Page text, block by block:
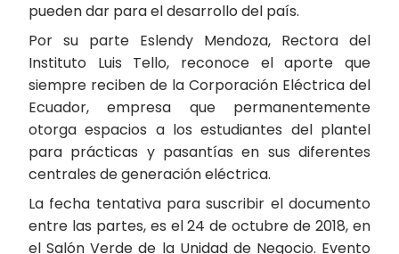
pueden dar para el desarrollo del país.
Por su parte Eslendy Mendoza, Rectora del
Instituto Luis Tello, reconoce el aporte que
siempre reciben de la Corporación Eléctrica del
Ecuador, empresa que permanentemente
otorga espacios a los estudiantes del plantel
para prácticas y pasantías en sus diferentes
centrales de generación eléctrica.
La fecha tentativa para suscribir el documento
entre las partes, es el 24 de octubre de 2018, en
el Salón Verde de la Unidad de Negocio. Evento